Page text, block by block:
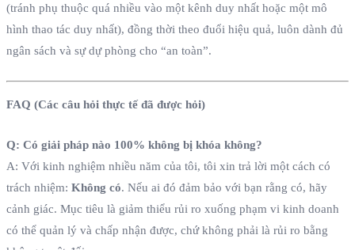
(tránh phụ thuộc quá nhiều vào một kênh duy nhất hoặc một mô
hình thao tác duy nhất), đồng thời theo đuổi hiệu quả, luôn dành đủ
ngân sách và sự dự phòng cho “an toàn”.
FAQ (Các câu hỏi thực tế đã được hỏi)
Q: Có giải pháp nào 100% không bị khóa không?
A: Với kinh nghiệm nhiều năm của tôi, tôi xin trả lời một cách có
trách nhiệm: Không có. Nếu ai đó đảm bảo với bạn rằng có, hãy
cảnh giác. Mục tiêu là giảm thiểu rủi ro xuống phạm vi kinh doanh
có thể quản lý và chấp nhận được, chứ không phải là rủi ro bằng